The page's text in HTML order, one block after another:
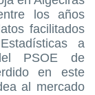
los años
facilitados
a
PSOE de
en este
al mercado